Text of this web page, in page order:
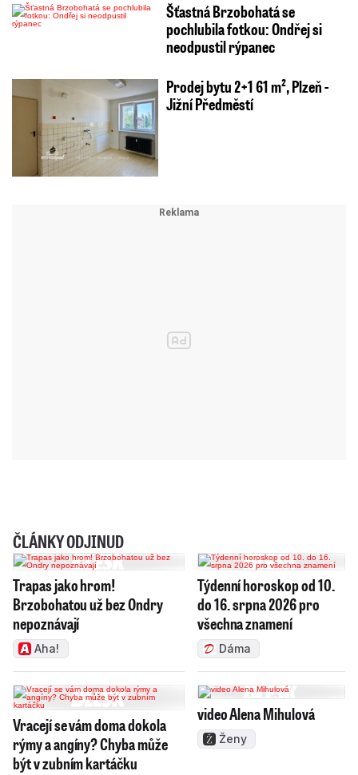
Šťastná Brzobohatá se
pochlubila fotkou: Ondřej si
neodpustil rýpanec
Prodej bytu 2+1 61 m², Plzeň -
Jižní Předměstí
ČLÁNKY ODJINUD
Trapas jako hrom!
Brzobohatou už bez Ondry
nepoznávají
Aha!
Týdenní horoskop od 10.
do 16. srpna 2026 pro
všechna znamení
Dáma
Vracejí se vám doma dokola
rýmy a angíny? Chyba může
být v zubním kartáčku
video Alena Mihulová
Ženy